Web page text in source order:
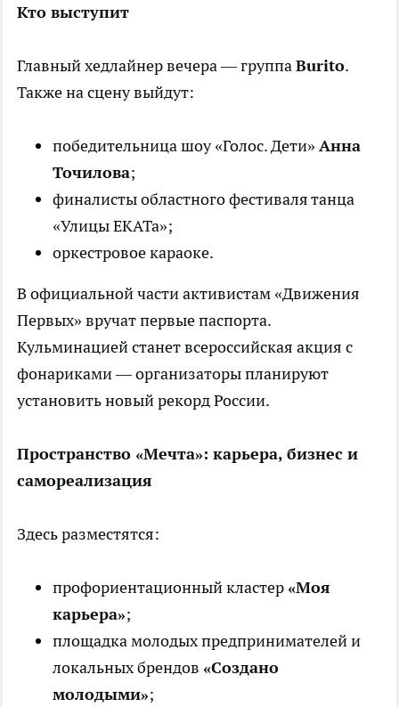
Кто выступит
Главный хедлайнер вечера — группаBurito.
Также на сцену выйдут:
победительница шоу «Голос. Дети» Анна
Точилова;
финалисты областного фестиваля танца
«Улицы ЕКАТа»;
оркестровое караоке.
В официальной части активистам «Движения
Первых» вручат первые паспорта.
Кульминацией станет всероссийская акция с
фонариками — организаторы планируют
установить новый рекорд России.
Пространство «Мечта»: карьера, бизнес и
самореализация
Здесь разместятся:
профориентационный кластер «Моя
карьера»;
площадка молодых предпринимателей и
локальных брендов «Создано
молодыми»;